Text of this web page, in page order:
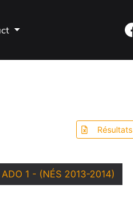
Résultats
1 - (NÉS 2013-2014)